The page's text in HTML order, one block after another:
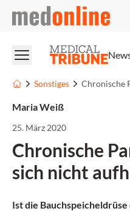
medonline
Sonstiges
Maria Weiß
25. März 2020
Chronische
sich nicht
Ist die